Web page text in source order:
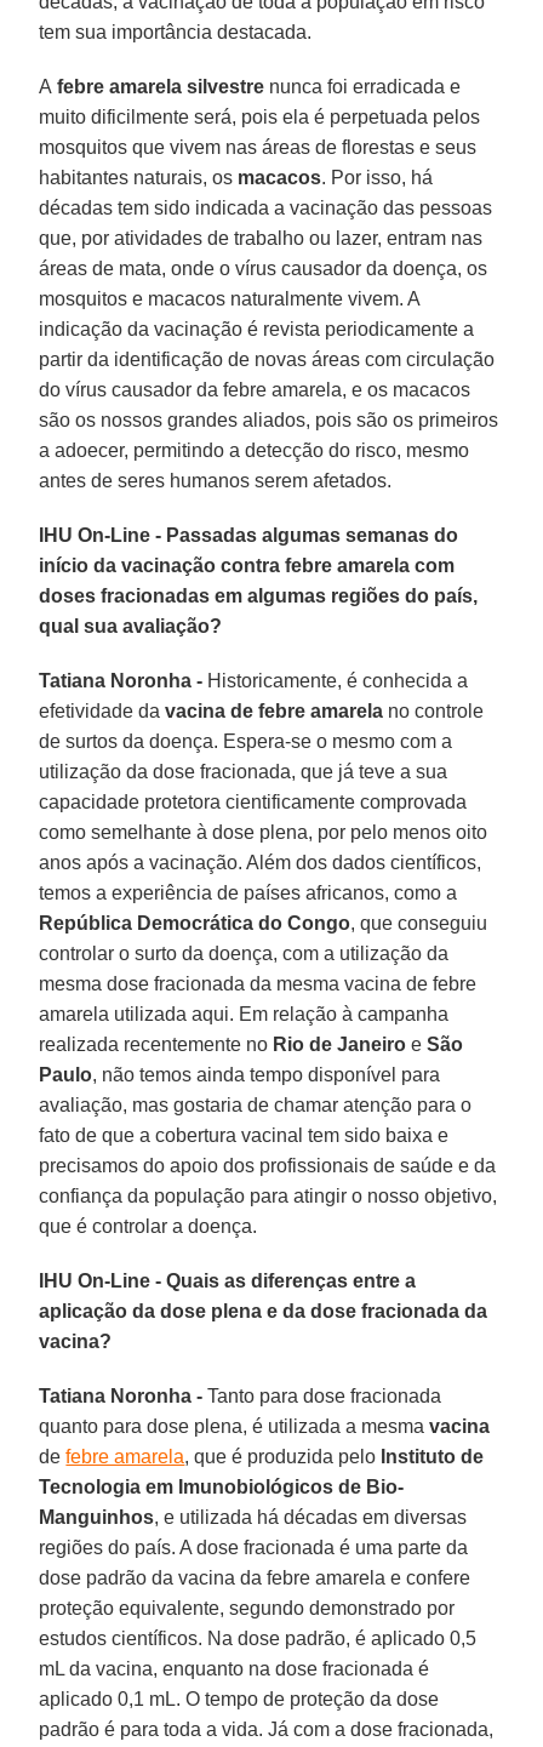
tem sua importância destacada.
A febre amarela silvestre nunca foi erradicada e
muito dificilmente será, pois ela é perpetuada pelos
mosquitos que vivem nas áreas de florestas e seus
habitantes naturais, os macacos. Por isso, há
décadas tem sido indicada a vacinação das pessoas
que, por atividades de trabalho ou lazer, entram nas
áreas de mata, onde o vírus causador da doença, os
mosquitos e macacos naturalmente vivem. A
indicação da vacinação é revista periodicamente a
partir da identificação de novas áreas com circulação
do vírus causador da febre amarela, e os macacos
são os nossos grandes aliados, pois são os primeiros
a adoecer, permitindo a detecção do risco, mesmo
antes de seres humanos serem afetados.
IHU On-Line - Passadas algumas semanas do
início da vacinação contra febre amarela com
doses fracionadas em algumas regiões do país,
qual sua avaliação?
Tatiana Noronha - Historicamente, é conhecida a
efetividade davacina de febre amarela no controle
de surtos da doença. Espera-se o mesmo com a
utilização da dose fracionada, que já teve a sua
capacidade protetora cientificamente comprovada
como semelhante à dose plena, por pelo menos oito
anos após a vacinação. Além dos dados científicos,
temos a experiência de países africanos, como a
República Democrática do Congo, que conseguiu
controlar o surto da doença, com a utilização da
mesma dose fracionada da mesma vacina de febre
amarela utilizada aqui. Em relação à campanha
realizada recentemente no Rio de Janeiro eSão
Paulo, não temos ainda tempo disponível para
avaliação, mas gostaria de chamar atenção para o
fato de que a cobertura vacinal tem sido baixa e
precisamos do apoio dos profissionais de saúde e da
confiança da população para atingir o nosso objetivo,
que é controlar a doença.
IHU On-Line - Quais as diferenças entre a
aplicação da dose plena e da dose fracionada da
vacina?
Tatiana Noronha - Tanto para dose fracionada
quanto para dose plena, é utilizada a mesmavacina
de febre amarela, que é produzida pelo Instituto de
Tecnologia em Imunobiológicos de Bio-
Manguinhos, e utilizada há décadas em diversas
regiões do país. A dose fracionada é uma parte da
dose padrão da vacina da febre amarela e confere
proteção equivalente, segundo demonstrado por
estudos científicos. Na dose padrão, é aplicado 0,5
mL da vacina, enquanto na dose fracionada é
aplicado 0,1 mL. O tempo de proteção da dose
padrão é para toda a vida. Já com a dose fracionada,